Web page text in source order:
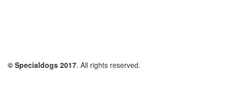
© Specialdogs 2017. All rights reserved.